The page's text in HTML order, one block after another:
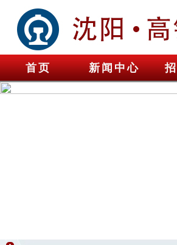
首页 新闻中心